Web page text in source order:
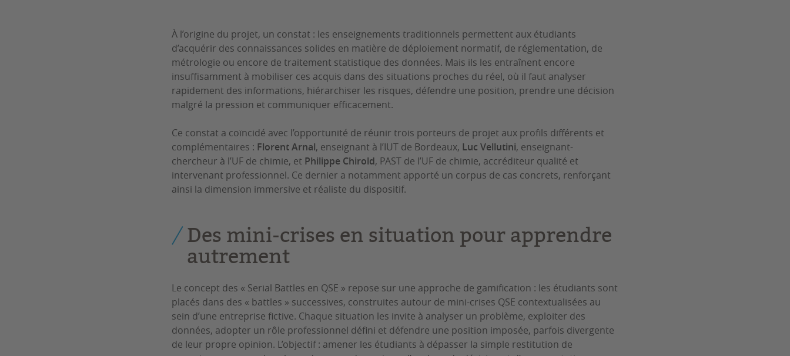
À l’origine du projet, un constat : les enseignements traditionnels permettent aux étudiants
d’acquérir des connaissances solides en matière de déploiement normatif, de réglementation, de
métrologie ou encore de traitement statistique des données. Mais ils les entraînent encore
insuffisamment à mobiliser ces acquis dans des situations proches du réel, où il faut analyser
rapidement des informations, hiérarchiser les risques, défendre une position, prendre une décision
malgré la pression et communiquer efficacement.
Ce constat a coïncidé avec l’opportunité de réunir trois porteurs de projet aux profils différents et
complémentaires : Florent Arnal, enseignant à l’IUT de Bordeaux, Luc Vellutini, enseignant-
chercheur à l’UF de chimie, et Philippe Chirold, PAST de l’UF de chimie, accréditeur qualité et
intervenant professionnel. Ce dernier a notamment apporté un corpus de cas concrets, renforçant
ainsi la dimension immersive et réaliste du dispositif.
Des mini-crises en situation pour apprendre
autrement
Le concept des « Serial Battles en QSE » repose sur une approche de gamification : les étudiants sont
placés dans des « battles » successives, construites autour de mini-crises QSE contextualisées au
sein d’une entreprise fictive. Chaque situation les invite à analyser un problème, exploiter des
données, adopter un rôle professionnel défini et défendre une position imposée, parfois divergente
de leur propre opinion. L’objectif : amener les étudiants à dépasser la simple restitution de